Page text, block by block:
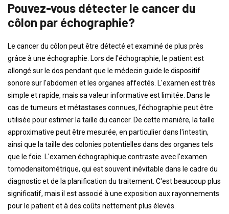
Pouvez-vous détecter le cancer du
côlon par échographie?
Le cancer du côlon peut être détecté et examiné de plus près
grâce à une échographie. Lors de l'échographie, le patient est
allongé sur le dos pendant que le médecin guide le dispositif
sonore sur l'abdomen et les organes affectés. L'examen est très
simple et rapide, mais sa valeur informative est limitée. Dans le
cas de tumeurs et métastases connues, l'échographie peut être
utilisée pour estimer la taille du cancer. De cette manière, la taille
approximative peut être mesurée, en particulier dans l'intestin,
ainsi que la taille des colonies potentielles dans des organes tels
que le foie. L'examen échographique contraste avec l'examen
tomodensitométrique, qui est souvent inévitable dans le cadre du
diagnostic et de la planification du traitement. C'est beaucoup plus
significatif, mais il est associé à une exposition aux rayonnements
pour le patient et à des coûts nettement plus élevés.